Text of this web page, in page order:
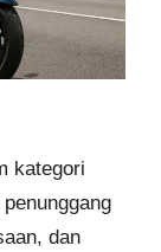
kategori
dan